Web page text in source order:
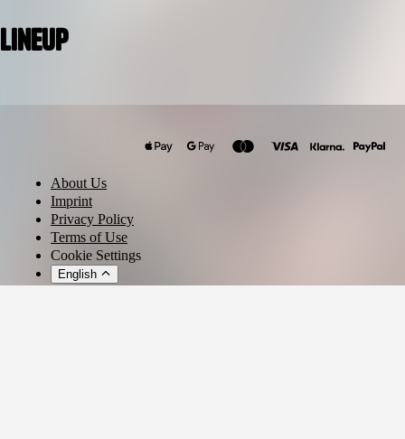
Lineup
About Us
Imprint
Privacy Policy
Terms of Use
Cookie Settings
English